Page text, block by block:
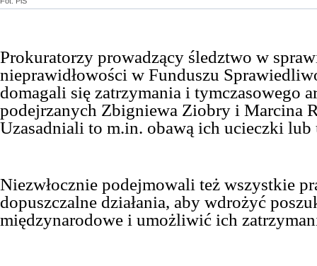
Prokuratorzy prowadzący śledztwo w
nieprawidłowości w Funduszu
domagali się zatrzymania i tymczasowego
podejrzanych Zbigniewa Ziobry i Marcina
Uzasadniali to m.in. obawą ich ucieczki lub
Niezwłocznie podejmowali też wszystkie
dopuszczalne działania, aby wdrożyć
międzynarodowe i umożliwić ich